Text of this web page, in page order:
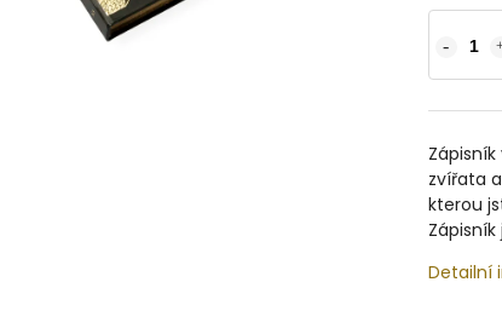
zvířata
kterou
Detailní